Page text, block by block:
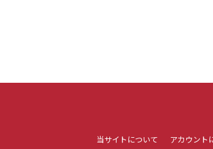
当サイトについて アカウント